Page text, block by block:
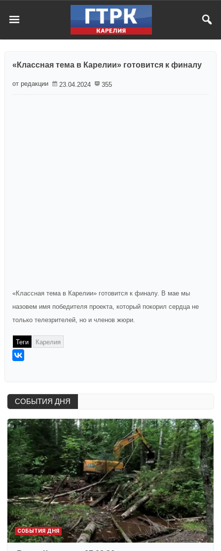
«Классная тема в Карелии» готовится к финалу
от редакции 23.04.2024 355
«Классная тема в Карелии» готовится к финалу. В мае мы
назовем имя победителя проекта, который покорил сердца не
только телезрителей, но и членов жюри.
Теги Карелия
СОБЫТИЯ ДНЯ
СОБЫТИЯ ДНЯ